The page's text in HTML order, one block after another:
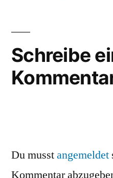
Schreibe
Du musstangemeldet
Kommentar